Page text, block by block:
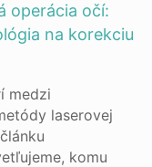
operácia očí:
na korekciu
medzi
laserovej
komu